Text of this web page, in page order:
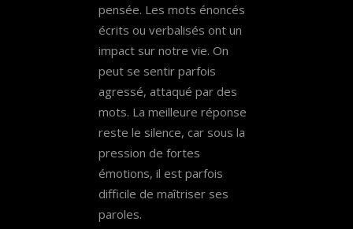
pensée. Les mots énoncés
écrits ou verbalisés ont un
impact sur notre vie. On
peut se sentir parfois
agressé, attaqué par des
mots. La meilleure réponse
reste le silence, car sous la
pression de fortes
émotions, il est parfois
difficile de maîtriser ses
paroles.